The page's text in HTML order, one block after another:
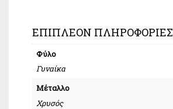
ΕΠΙΠΛΈΟΝ ΠΛΗΡΟΦΟΡΊΕΣ
Φύλο
Γυναίκα
Μέταλλο
Χρυσός